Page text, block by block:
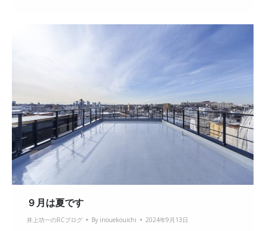
９月は夏です
井上功一のRCブログ By inouekouichi 2024年9月13日